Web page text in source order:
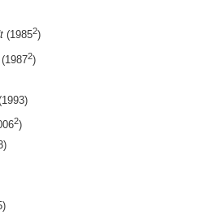
(19852)
(19872)
2)